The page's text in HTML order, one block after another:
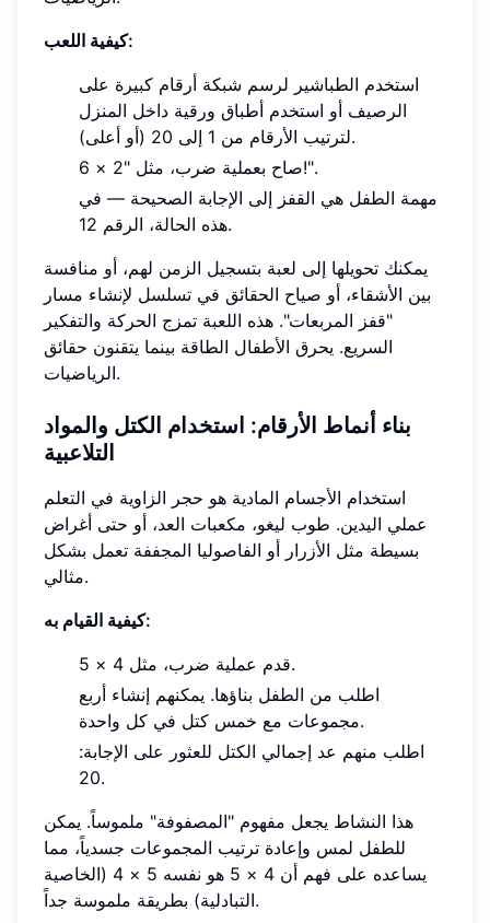
كيفية اللعب:
استخدم الطباشير لرسم شبكة أرقام كبيرة على
الرصيف أو استخدم أطباق ورقية داخل المنزل
لترتيب الأرقام من 1 إلى 20 (أو أعلى).
صاح بعملية ضرب، مثل "2 × 6!".
مهمة الطفل هي القفز إلى الإجابة الصحيحة — في
هذه الحالة، الرقم 12.
يمكنك تحويلها إلى لعبة بتسجيل الزمن لهم، أو منافسة
بين الأشقاء، أو صياح الحقائق في تسلسل لإنشاء مسار
"قفز المربعات". هذه اللعبة تمزج الحركة والتفكير
السريع. يحرق الأطفال الطاقة بينما يتقنون حقائق
الرياضيات.
بناء أنماط الأرقام: استخدام الكتل والمواد
التلاعبية
استخدام الأجسام المادية هو حجر الزاوية في التعلم
عملي اليدين. طوب ليغو، مكعبات العد، أو حتى أغراض
بسيطة مثل الأزرار أو الفاصوليا المجففة تعمل بشكل
مثالي.
كيفية القيام به:
قدم عملية ضرب، مثل 4 × 5.
اطلب من الطفل بناؤها. يمكنهم إنشاء أربع
مجموعات مع خمس كتل في كل واحدة.
اطلب منهم عد إجمالي الكتل للعثور على الإجابة:
20.
هذا النشاط يجعل مفهوم "المصفوفة" ملموساً. يمكن
للطفل لمس وإعادة ترتيب المجموعات جسدياً، مما
يساعده على فهم أن 4 × 5 هو نفسه 5 × 4 (الخاصية
التبادلية) بطريقة ملموسة جداً.